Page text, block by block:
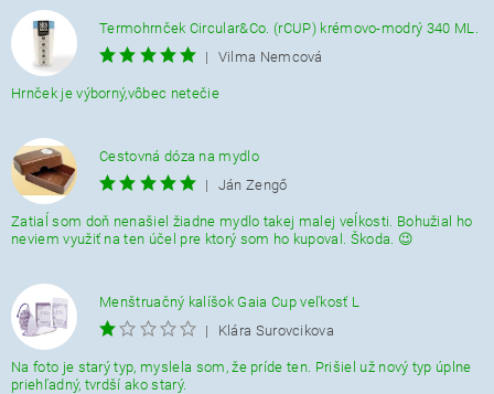
Termohrnček Circular&Co. (rCUP) krémovo-modrý 340 ML.
|
Vilma Nemcová
Hrnček je výborný,vôbec netečie
Cestovná dóza na mydlo
|
Ján Zengő
Zatiaĺ som doň nenašiel žiadne mydlo takej malej veĺkosti. Bohužial ho
neviem využiť na ten účel pre ktorý som ho kupoval. Škoda. 😉
Menštruačný kalíšok Gaia Cup veľkosť L
|
Klára Surovcikova
Na foto je starý typ, myslela som, že príde ten. Prišiel už nový typ úplne
priehľadný, tvrdší ako starý.